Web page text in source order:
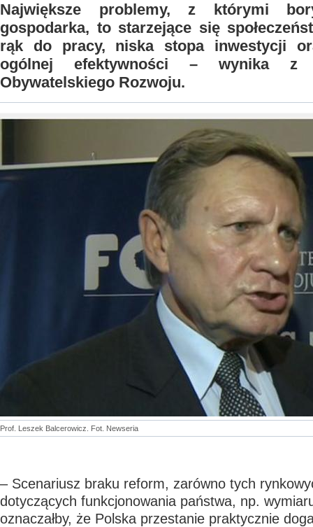
Największe problemy, z którymi
gospodarka, to starzejące się
rąk do pracy, niska stopa inwestycji
ogólnej efektywności – wynika z
Obywatelskiego Rozwoju.
Prof. Leszek Balcerowicz. Fot. Newseria
– Scenariusz braku reform, zarówno tych
dotyczących funkcjonowania państwa, np.
oznaczałby, że Polska przestanie praktycznie